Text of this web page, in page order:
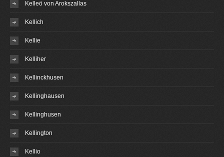
Kelleö von Arokszallas
Kellich
Kellie
Kelliher
Kellinckhusen
Kellinghausen
Kellinghusen
Kellington
Kellio